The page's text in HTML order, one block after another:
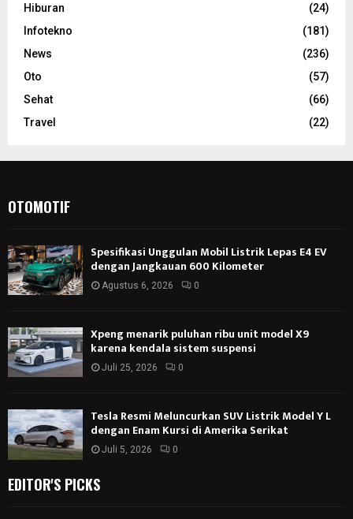
Hiburan
(24)
Infotekno
(181)
News
(236)
Oto
(57)
Sehat
(66)
Travel
(22)
OTOMOTIF
Spesifikasi Unggulan Mobil Listrik Lepas E4 EV
dengan Jangkauan 600 Kilometer
Agustus 6, 2026 0
Xpeng menarik puluhan ribu unit model X9
karena kendala sistem suspensi
Juli 25, 2026 0
Tesla Resmi Meluncurkan SUV Listrik Model Y L
dengan Enam Kursi di Amerika Serikat
Juli 5, 2026 0
EDITOR'S PICKS